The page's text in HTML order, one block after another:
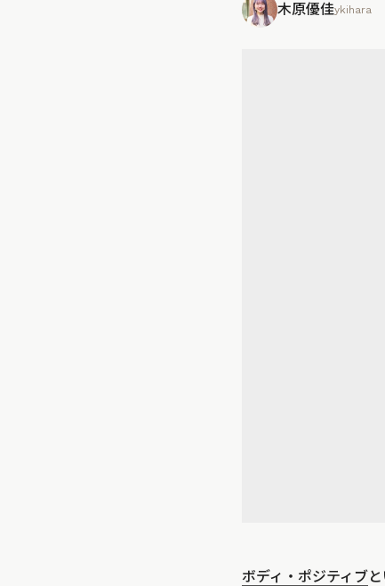
木原優佳ykihara
ボディ・ポジティブ